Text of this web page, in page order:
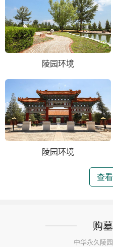
陵园环境
陵园环境
查
购
中华永久陵